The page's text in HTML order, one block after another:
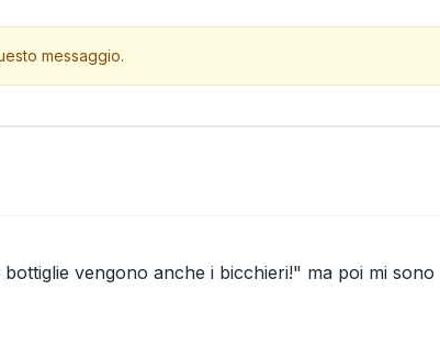
messaggio.
vengono anche i bicchieri!" ma poi mi sono